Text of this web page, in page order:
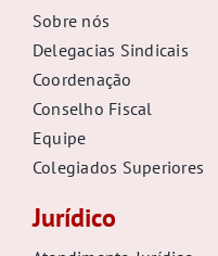
Sobre nós
Delegacias Sindicais
Coordenação
Conselho Fiscal
Equipe
Colegiados Superiores
Jurídico